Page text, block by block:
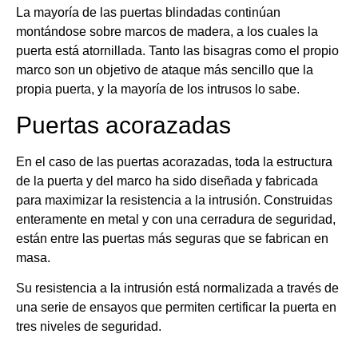
La mayoría de las puertas blindadas continúan
montándose sobre marcos de madera, a los cuales la
puerta está atornillada. Tanto las bisagras como el propio
marco son un objetivo de ataque más sencillo que la
propia puerta, y la mayoría de los intrusos lo sabe.
Puertas acorazadas
En el caso de las puertas acorazadas, toda la estructura
de la puerta y del marco ha sido diseñada y fabricada
para maximizar la resistencia a la intrusión. Construidas
enteramente en metal y con una cerradura de seguridad,
están entre las puertas más seguras que se fabrican en
masa.
Su resistencia a la intrusión está normalizada a través de
una serie de ensayos que permiten certificar la puerta en
tres niveles de seguridad.